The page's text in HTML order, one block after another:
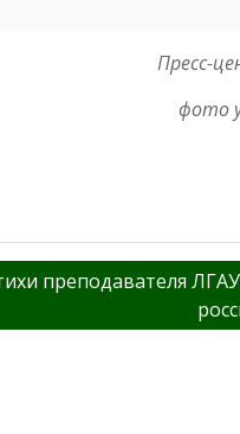
Пресс-
фото
преподавателя